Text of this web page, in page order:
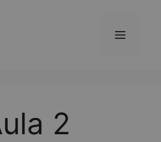
Menu
2